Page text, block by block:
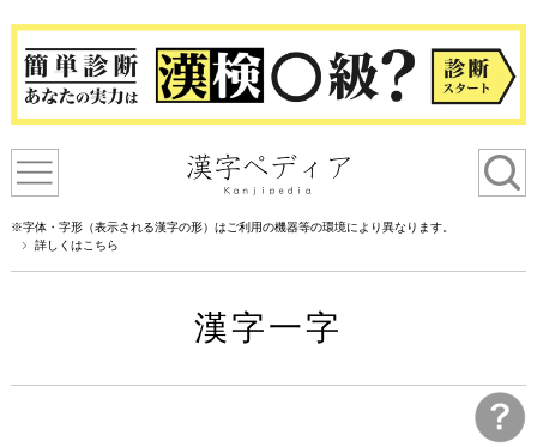
※字体・字形（表示される漢字の形）はご利用の機器等の環境により異なります。
詳しくはこちら
漢字一字